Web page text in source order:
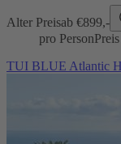
Alter Preisab €899,-
pro Person
TUI BLUE Atlantic